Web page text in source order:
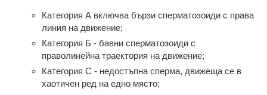
Категория А включва бързи сперматозоиди с права
линия на движение;
Категория Б - бавни сперматозоиди с
праволинейна траектория на движение;
Категория С - недостъпна сперма, движеща се в
хаотичен ред на едно място;